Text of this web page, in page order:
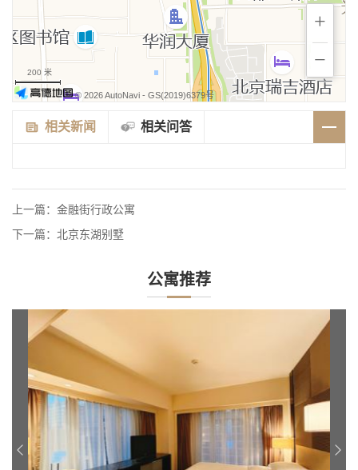
+
−
200 米
© 2026 AutoNavi - GS(2019)6379号
相关新闻 相关问答
上一篇： 金融街行政公寓
下一篇： 北京东湖别墅
公寓推荐